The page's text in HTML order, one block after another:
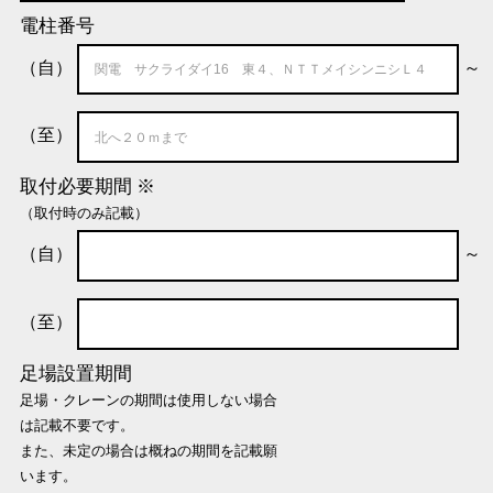
電柱番号
（自） ～
（至）
取付必要期間 ※
（取付時のみ記載）
（自） ～
（至）
足場設置期間
足場・クレーンの期間は使用しない場合
は記載不要です。
また、未定の場合は概ねの期間を記載願
います。